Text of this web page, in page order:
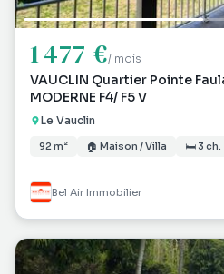
1 477 €/ mois
VAUCLIN Quartier Pointe
MODERNE F4/ F5 V
Le Vauclin
92 m² 🏠 Maison / Villa 🛏 3 ch.
Bel Air Immobilier